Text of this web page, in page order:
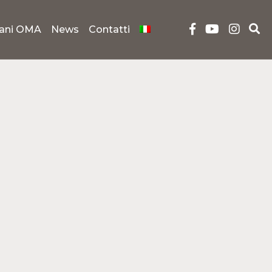
OMA News Contatti